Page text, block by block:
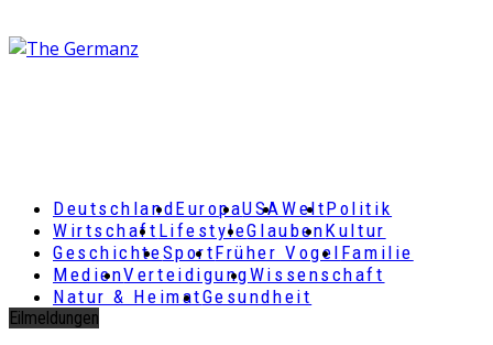
DeutschlandEuropaUSAWeltPolitik
Wirtschaft LifestyleGlaubenKultur
GeschichteSportFrüher Vogel Familie
MedienVerteidigungWissenschaft
Natur & HeimatGesundheit
Eilmeldungen